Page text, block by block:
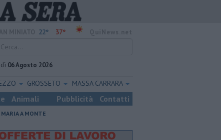
22° 37°
06 Agosto 2026
GROSSETO MASSA CARRARA
Animali Pubblicità Contatti
MARIA A MONTE